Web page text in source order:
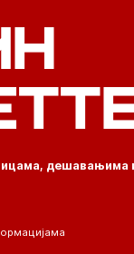
дешавањима